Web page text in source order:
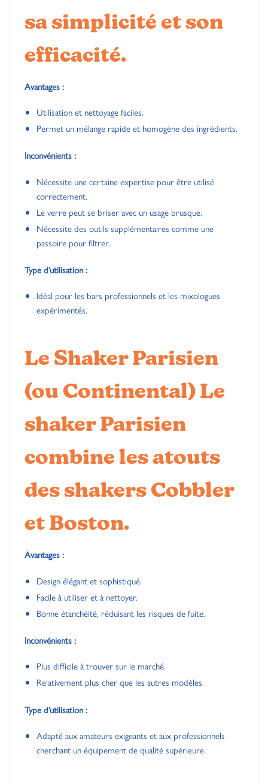
sa simplicité et son
efficacité.
Avantages :
Utilisation et nettoyage faciles.
Permet un mélange rapide et homogène des ingrédients.
Inconvénients :
Nécessite une certaine expertise pour être utilisé
correctement.
Le verre peut se briser avec un usage brusque.
Nécessite des outils supplémentaires comme une
passoire pour filtrer.
Type d’utilisation :
Idéal pour les bars professionnels et les mixologues
expérimentés.
Le Shaker Parisien
(ou Continental) Le
shaker Parisien
combine les atouts
des shakers Cobbler
et Boston.
Avantages :
Design élégant et sophistiqué.
Facile à utiliser et à nettoyer.
Bonne étanchéité, réduisant les risques de fuite.
Inconvénients :
Plus difficile à trouver sur le marché.
Relativement plus cher que les autres modèles.
Type d’utilisation :
Adapté aux amateurs exigeants et aux professionnels
cherchant un équipement de qualité supérieure.